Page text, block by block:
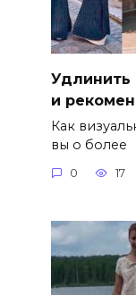
Удлинить
и
Как
вы о более
0 17